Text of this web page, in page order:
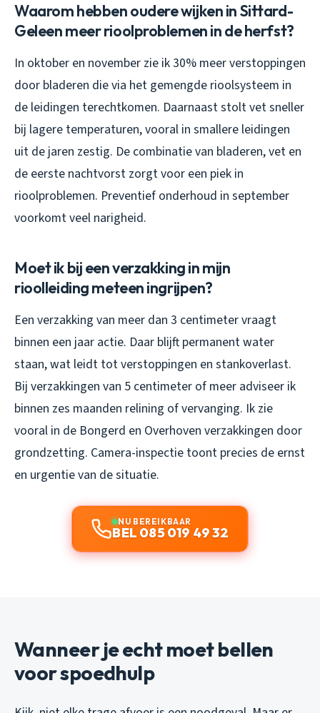
Waarom hebben oudere wijken in Sittard-
Geleen meer rioolproblemen in de herfst?
In oktober en november zie ik 30% meer verstoppingen
door bladeren die via het gemengde rioolsysteem in
de leidingen terechtkomen. Daarnaast stolt vet sneller
bij lagere temperaturen, vooral in smallere leidingen
uit de jaren zestig. De combinatie van bladeren, vet en
de eerste nachtvorst zorgt voor een piek in
rioolproblemen. Preventief onderhoud in september
voorkomt veel narigheid.
Moet ik bij een verzakking in mijn
rioolleiding meteen ingrijpen?
Een verzakking van meer dan 3 centimeter vraagt
binnen een jaar actie. Daar blijft permanent water
staan, wat leidt tot verstoppingen en stankoverlast.
Bij verzakkingen van 5 centimeter of meer adviseer ik
binnen zes maanden relining of vervanging. Ik zie
vooral in de Bongerd en Overhoven verzakkingen door
grondzetting. Camera-inspectie toont precies de ernst
en urgentie van de situatie.
NU BEREIKBAAR
BEL 085 019 49 32
Wanneer je echt moet bellen
voor spoedhulp